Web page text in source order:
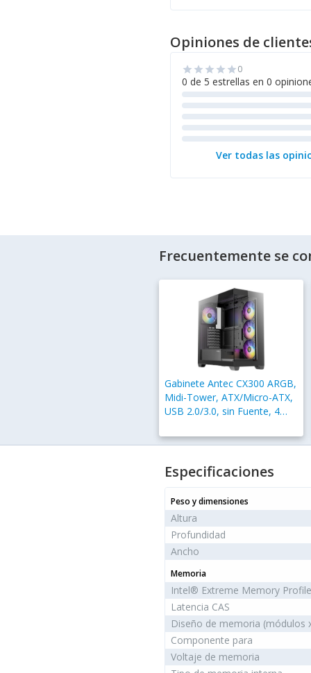
Opiniones de
star star star star star0
0 de 5 estrellas en 0
Ver todas las
Frecuentemente se
Gabinete Antec CX300 ARGB,
Midi-Tower, ATX/Micro-ATX,
USB 2.0/3.0, sin Fuente, 4
Negro
Especificaciones
Peso y dimensiones
Altura
Profundidad
Ancho
Memoria
Intel® Extreme Memory
Latencia CAS
Diseño de memoria (módulos
Componente para
Voltaje de memoria